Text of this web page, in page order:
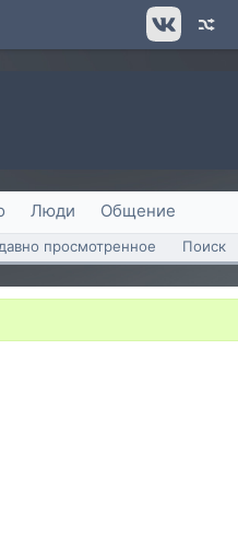
Люди Общение
просмотренное Поиск